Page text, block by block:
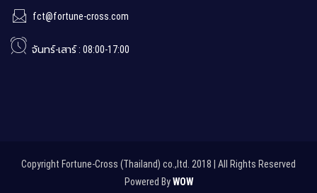
fct@fortune-cross.com
จันทร์-เสาร์ : 08:00-17:00
Copyright Fortune-Cross (Thailand) co.,ltd. 2018 | All Rights Reserved
Powered ByWOW